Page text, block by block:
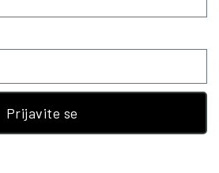
Prijavite se